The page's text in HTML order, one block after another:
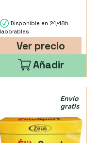
Disponible en 24/48h
laborables
Ver precio
Añadir
Envío
gratis